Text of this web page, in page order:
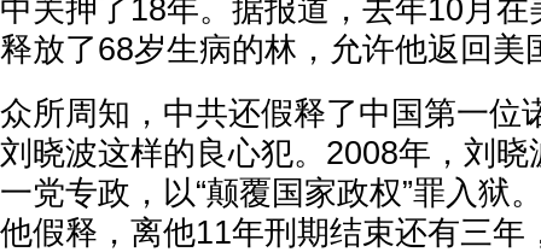
中关押了18年。据报道，去年10月
释放了68岁生病的林，允许他返回美
众所周知，中共还假释了中国第一位
刘晓波这样的良心犯。2008年，刘
一党专政，以“颠覆国家政权”罪入狱
他假释，离他11年刑期结束还有三年